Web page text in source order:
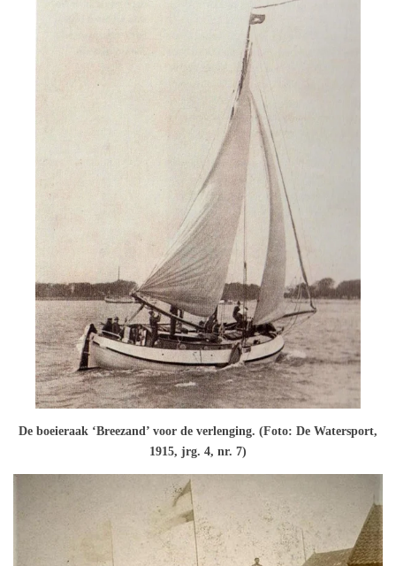
De boeieraak ‘Breezand’ voor de verlenging. (Foto: De Watersport,
1915, jrg. 4, nr. 7)